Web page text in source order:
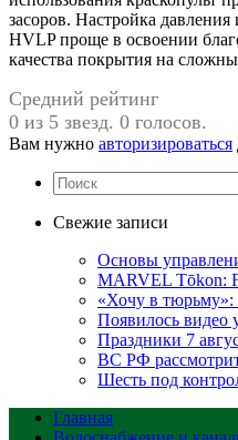
засоров. Настройка
HVLP проще в освоении
качества покрытия на
Средний рейтинг
0 из 5 звезд. 0 голосов.
Вам нужно авторизироваться
Свежие записи
Основы
MARVEL Tōkon:
«Хочу в тюрьму»:
Появилось видео
Праздники 7
ВС РФ
Шесть под
Главная